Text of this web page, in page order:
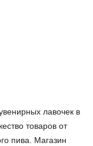
лавочек в
товаров от
пива. Магазин